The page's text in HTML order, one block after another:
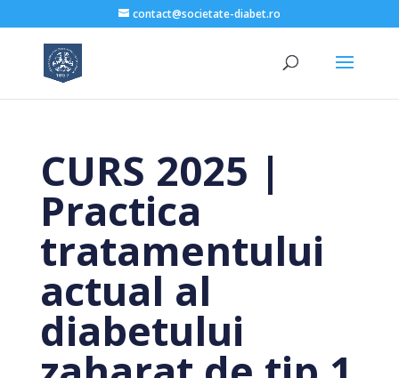
contact@societate-diabet.ro
CURS 2025 |
Practica
tratamentului
actual al
diabetului